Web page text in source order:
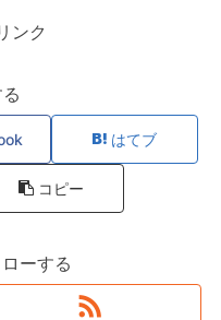
ンク
はてブ
コピー
ーする